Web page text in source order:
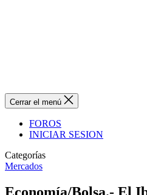
Cerrar el menú
FOROS
INICIAR SESION
Categorías
Mercados